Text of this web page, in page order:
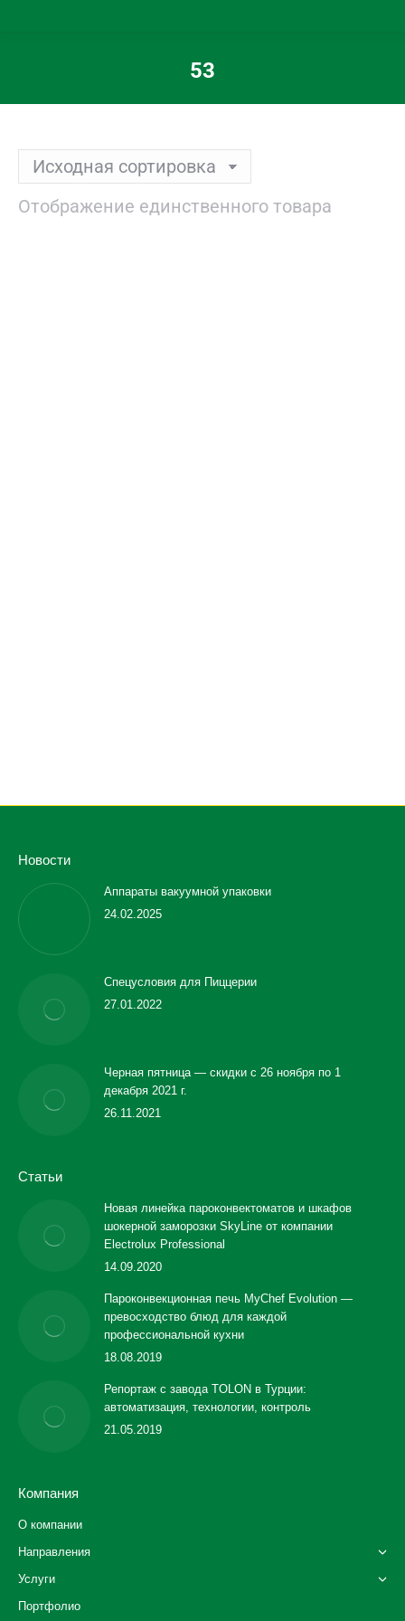
53
Вы здесь:
Отображение единственного товара
Новости
Аппараты вакуумной упаковки
24.02.2025
Спецусловия для Пиццерии
27.01.2022
Черная пятница — скидки с 26 ноября по 1
декабря 2021 г.
26.11.2021
Статьи
Новая линейка пароконвектоматов и шкафов
шокерной заморозки SkyLine от компании
Electrolux Professional
14.09.2020
Пароконвекционная печь MyChef Evolution —
превосходство блюд для каждой
профессиональной кухни
18.08.2019
Репортаж с завода TOLON в Турции:
автоматизация, технологии, контроль
21.05.2019
Компания
О компании
Направления
Услуги
Портфолио